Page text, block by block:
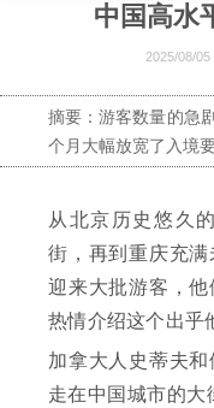
中国高水
2025/08/05
摘要：游客数量的急
个月大幅放宽了入境要
从北京历史悠久
街，再到重庆充
迎来大批游客，他
热情介绍这个出乎
加拿大人史蒂夫和
走在中国城市的大